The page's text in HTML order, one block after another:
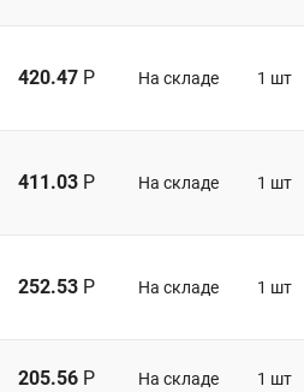
420.47 Р На складе 1 шт
411.03 Р На складе 1 шт
252.53 Р На складе 1 шт
205.56 Р На складе 1 шт